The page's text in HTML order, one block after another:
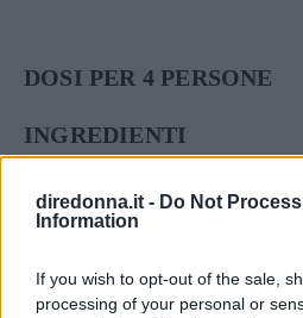
diredonna.it - Do Not
Information
If you wish to opt-out of the sale,
processing of your personal or
DOSI PER 4 PERSONE
INGREDIENTI
50 g. di olio d’oliva
4 panini raffermi
4 uova
pecorino grattugiato